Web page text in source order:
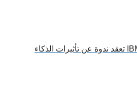
70 سنة في مصر.. IBM تعقد ندوة عن تأثيرات الذكاء